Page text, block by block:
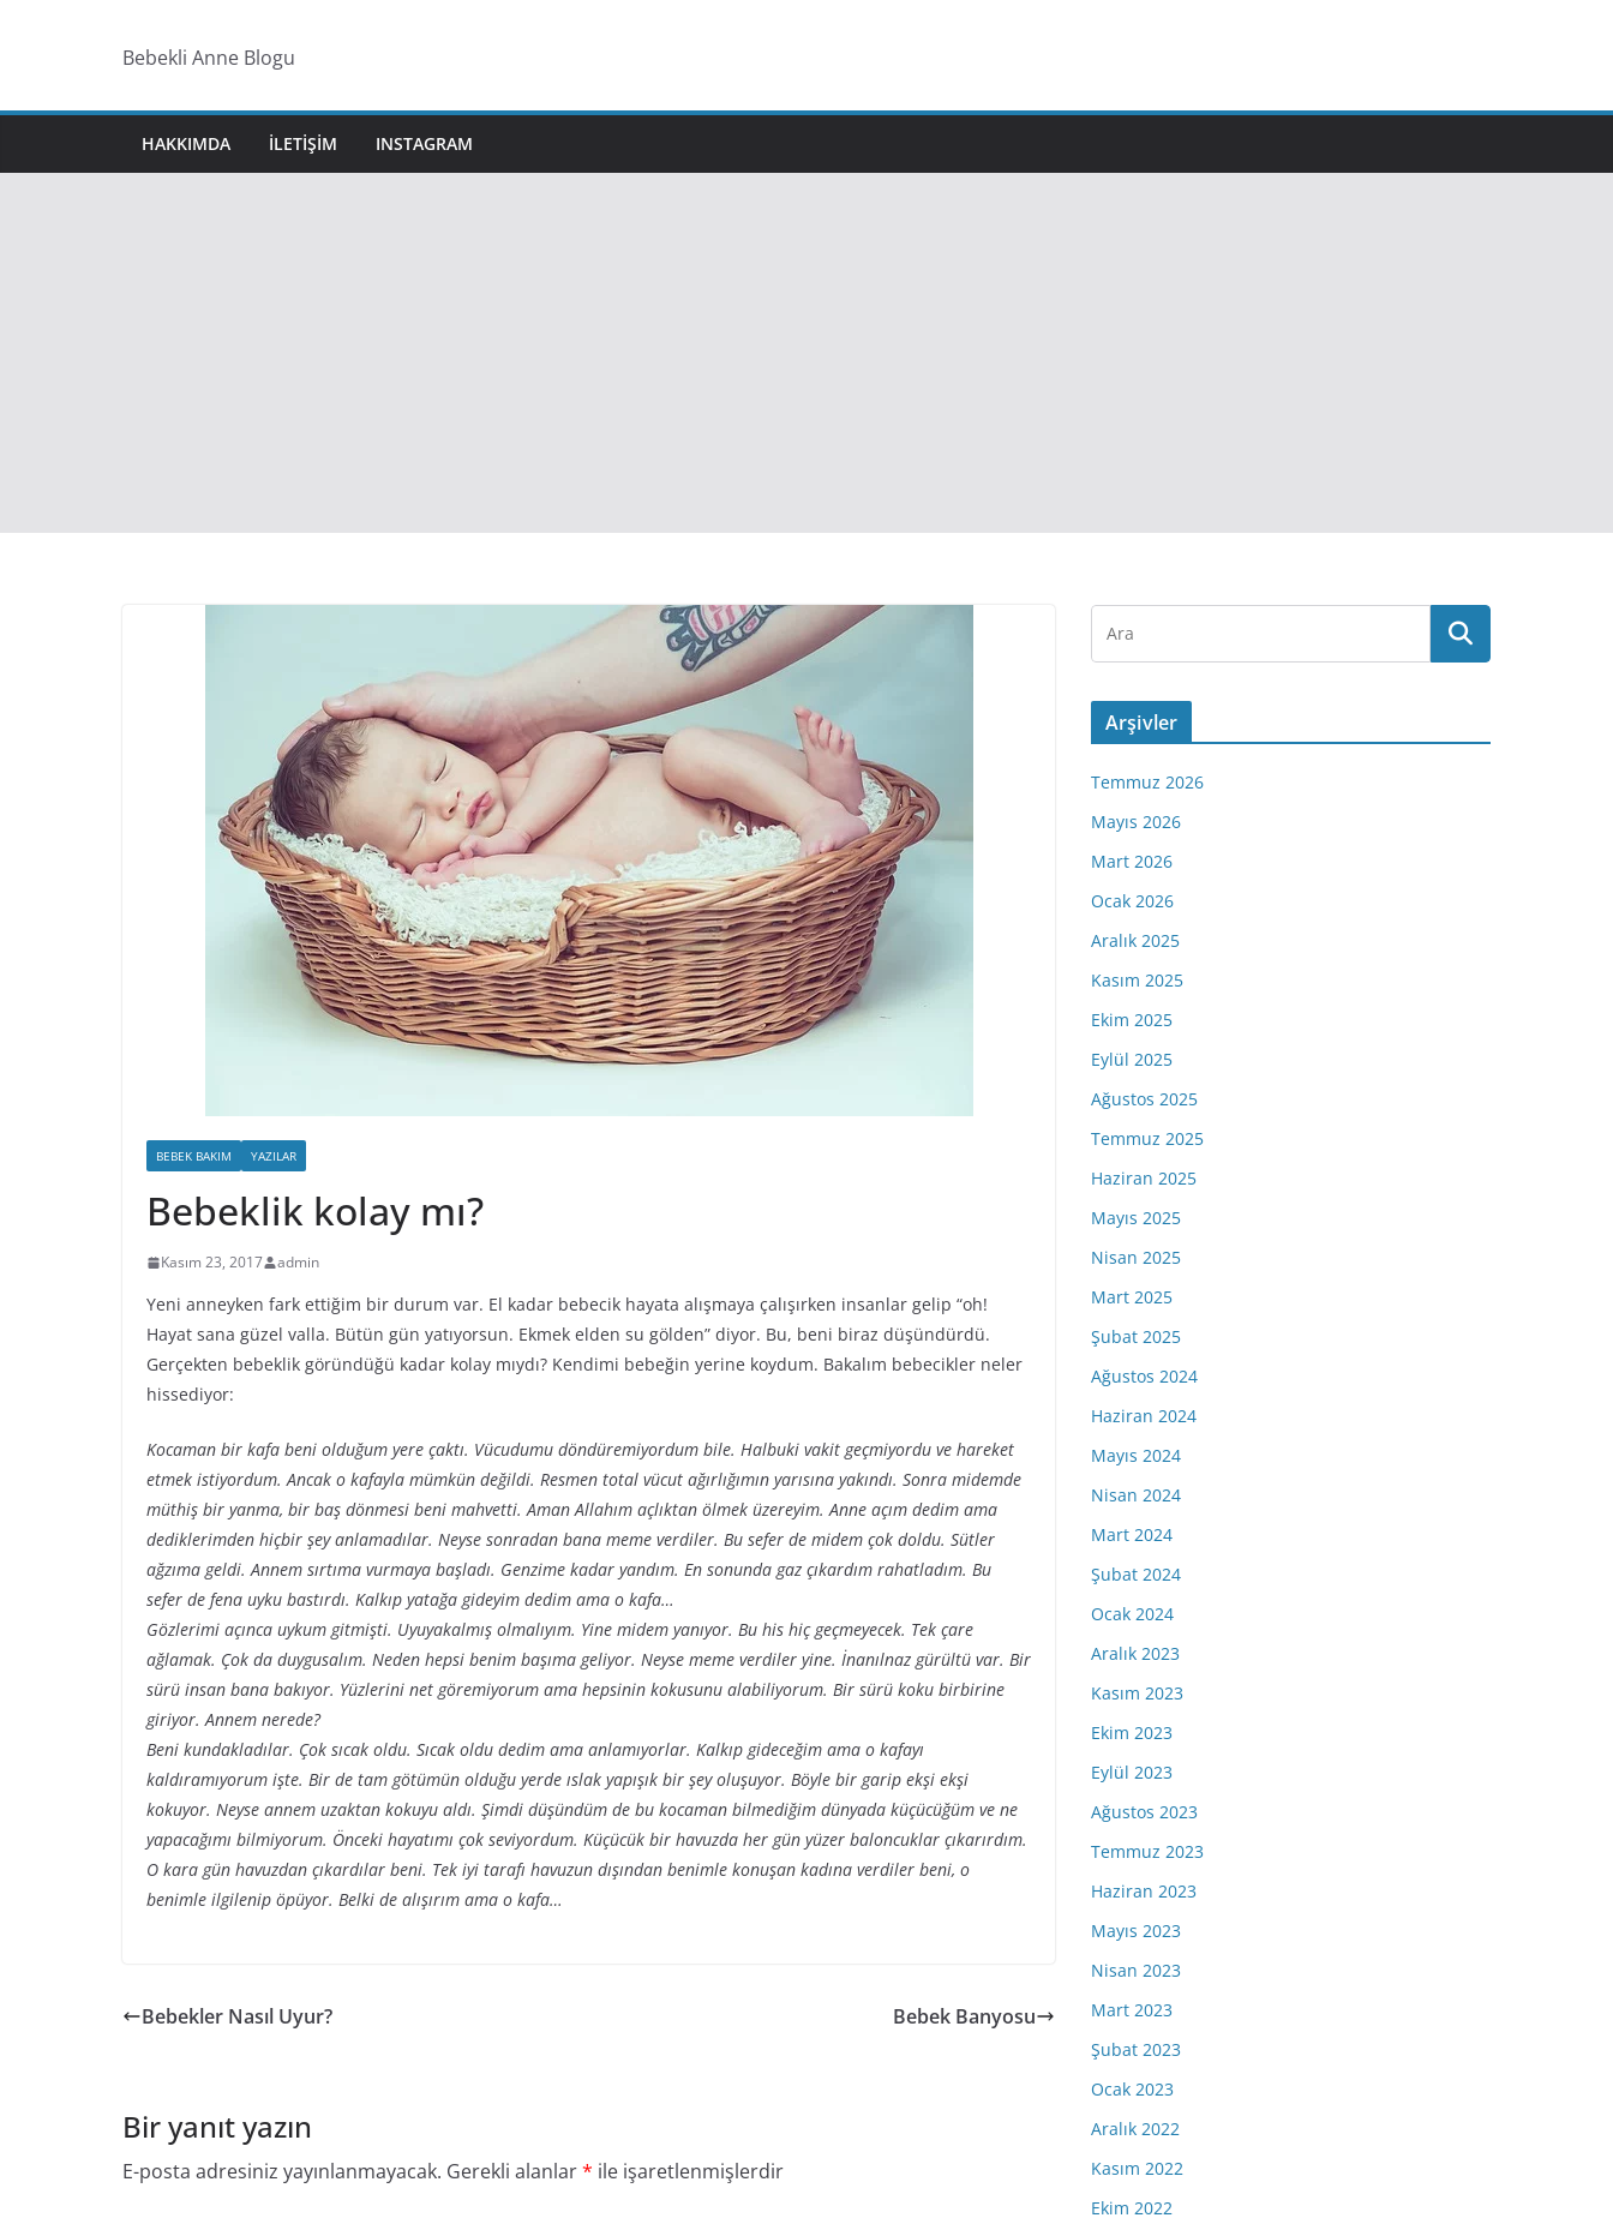
Bebekli Anne Blogu
HAKKIMDA ILETIŞIM INSTAGRAM
BEBEK BAKIM YAZILAR
Bebeklik kolay mı?
Kasım 23, 2017 admin
Yeni anneyken fark ettiğim bir durum var. El kadar bebecik hayata alışmaya çalışırken insanlar gelip “oh!
Hayat sana güzel valla. Bütün gün yatıyorsun. Ekmek elden su gölden” diyor. Bu, beni biraz düşündürdü.
Gerçekten bebeklik göründüğü kadar kolay mıydı? Kendimi bebeğin yerine koydum. Bakalım bebecikler neler
hissediyor:
Kocaman bir kafa beni olduğum yere çaktı. Vücudumu döndüremiyordum bile. Halbuki vakit geçmiyordu ve hareket
etmek istiyordum. Ancak o kafayla mümkün değildi. Resmen total vücut ağırlığımın yarısına yakındı. Sonra midemde
müthiş bir yanma, bir baş dönmesi beni mahvetti. Aman Allahım açlıktan ölmek üzereyim. Anne açım dedim ama
dediklerimden hiçbir şey anlamadılar. Neyse sonradan bana meme verdiler. Bu sefer de midem çok doldu. Sütler
ağzıma geldi. Annem sırtıma vurmaya başladı. Genzime kadar yandım. En sonunda gaz çıkardım rahatladım. Bu
sefer de fena uyku bastırdı. Kalkıp yatağa gideyim dedim ama o kafa…
Gözlerimi açınca uykum gitmişti. Uyuyakalmış olmalıyım. Yine midem yanıyor. Bu his hiç geçmeyecek. Tek çare
ağlamak. Çok da duygusalım. Neden hepsi benim başıma geliyor. Neyse meme verdiler yine. İnanılnaz gürültü var. Bir
sürü insan bana bakıyor. Yüzlerini net göremiyorum ama hepsinin kokusunu alabiliyorum. Bir sürü koku birbirine
giriyor. Annem nerede?
Beni kundakladılar. Çok sıcak oldu. Sıcak oldu dedim ama anlamıyorlar. Kalkıp gideceğim ama o kafayı
kaldıramıyorum işte. Bir de tam götümün olduğu yerde ıslak yapışık bir şey oluşuyor. Böyle bir garip ekşi ekşi
kokuyor. Neyse annem uzaktan kokuyu aldı. Şimdi düşündüm de bu kocaman bilmediğim dünyada küçücüğüm ve ne
yapacağımı bilmiyorum. Önceki hayatımı çok seviyordum. Küçücük bir havuzda her gün yüzer baloncuklar çıkarırdım.
O kara gün havuzdan çıkardılar beni. Tek iyi tarafı havuzun dışından benimle konuşan kadına verdiler beni, o
benimle ilgilenip öpüyor. Belki de alışırım ama o kafa…
Bebekler Nasıl Uyur? Bebek Banyosu
Bir yanıt yazın
E-posta adresiniz yayınlanmayacak. Gerekli alanlar* ile işaretlenmişlerdir
Arşivler
Temmuz 2026
Mayıs 2026
Mart 2026
Ocak 2026
Aralık 2025
Kasım 2025
Ekim 2025
Eylül 2025
Ağustos 2025
Temmuz 2025
Haziran 2025
Mayıs 2025
Nisan 2025
Mart 2025
Şubat 2025
Ağustos 2024
Haziran 2024
Mayıs 2024
Nisan 2024
Mart 2024
Şubat 2024
Ocak 2024
Aralık 2023
Kasım 2023
Ekim 2023
Eylül 2023
Ağustos 2023
Temmuz 2023
Haziran 2023
Mayıs 2023
Nisan 2023
Mart 2023
Şubat 2023
Ocak 2023
Aralık 2022
Kasım 2022
Ekim 2022